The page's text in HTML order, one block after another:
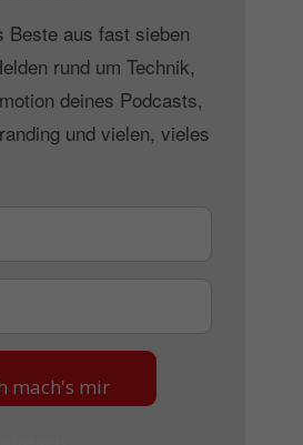
Beste aus fast sieben
rund um Technik,
deines Podcasts,
und vielen, vieles
mach's mir